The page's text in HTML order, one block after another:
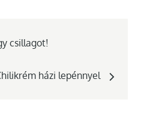
csillagot!
házi lepénnyel